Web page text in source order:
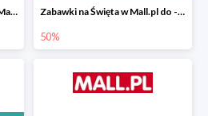
Black Friday - klocki LEGO w Mall.pl do -20% Zabawki na Święta w Mall.pl do -50%
50%